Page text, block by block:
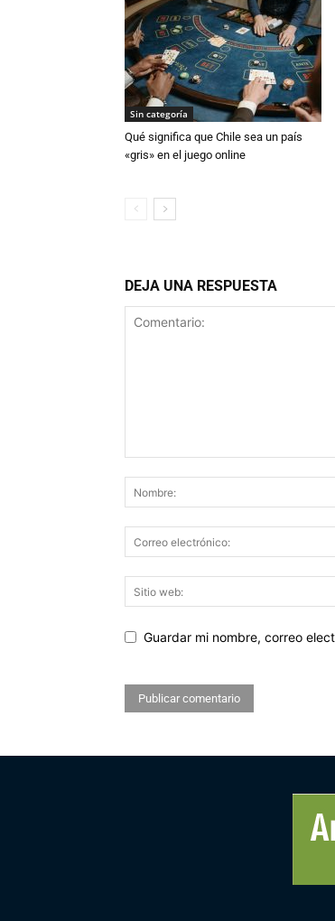
Sin categoría
Qué significa que Chile sea un país
«gris» en el juego online
DEJA UNA RESPUESTA
Guardar mi nombre, correo